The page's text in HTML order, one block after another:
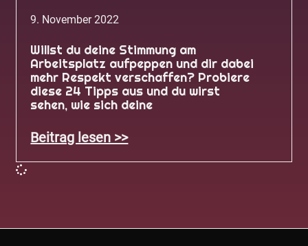
9. November 2022
Willst du deine Stimmung am
Arbeitsplatz aufpeppen und dir dabei
mehr Respekt verschaffen? Probiere
diese 24 Tipps aus und du wirst
sehen, wie sich deine
Beitrag lesen >>